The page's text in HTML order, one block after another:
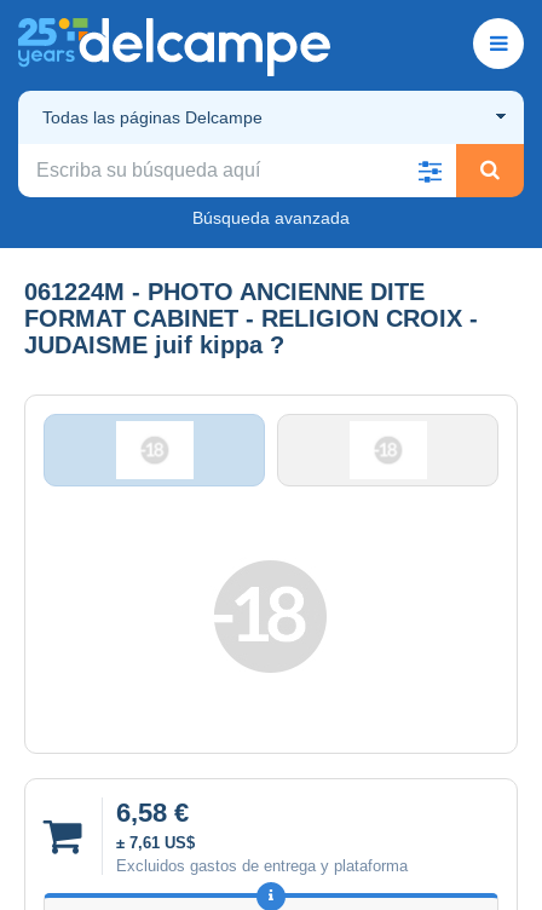
Todas las páginas Delcampe
Búsqueda avanzada
061224M - PHOTO ANCIENNE DITE
FORMAT CABINET - RELIGION CROIX -
JUDAISME juif kippa ?
6,58 €
± 7,61 US$
Excluidos gastos de entrega y plataforma